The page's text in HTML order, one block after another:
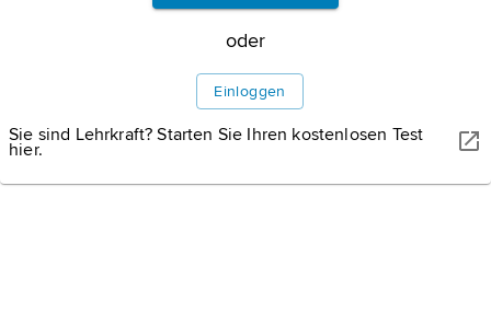
oder
Einloggen
Sie sind Lehrkraft? Starten Sie Ihren kostenlosen Test
hier.